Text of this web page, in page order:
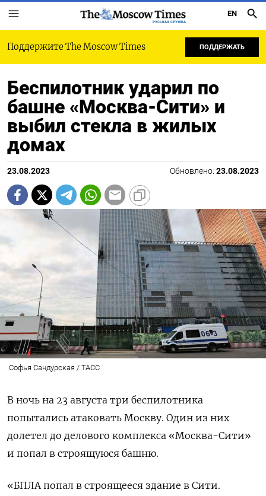
РУССКАЯ СЛУЖБА
EN
Поддержите The Moscow Times ПОДДЕРЖАТЬ
Беспилотник ударил по
башне «Москва-Сити» и
выбил стекла в жилых
домах
23.08.2023 Обновлено: 23.08.2023
Софья Сандурская / ТАСС
В ночь на 23 августа три беспилотника
попытались атаковать Москву. Один из них
долетел до делового комплекса «Москва-Сити»
и попал в строящуюся башню.
«БПЛА попал в строящееся здание в Сити.